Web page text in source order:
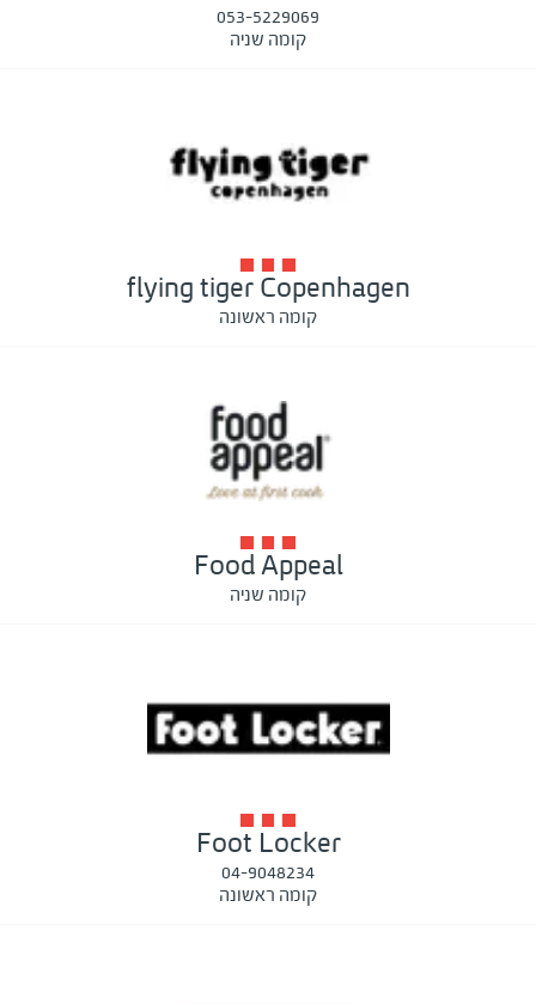
053-5229069
קומה שניה
flying tiger Copenhagen
קומה ראשונה
Food Appeal
קומה שניה
Foot Locker
04-9048234
קומה ראשונה